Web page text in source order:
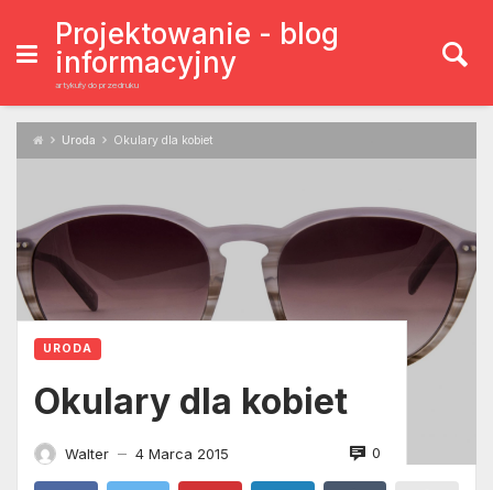
content
Projektowanie - blog
informacyjny
artykuły do przedruku
Uroda Okulary dla kobiet
URODA
Okulary dla kobiet
Walter — 4 Marca 2015 0